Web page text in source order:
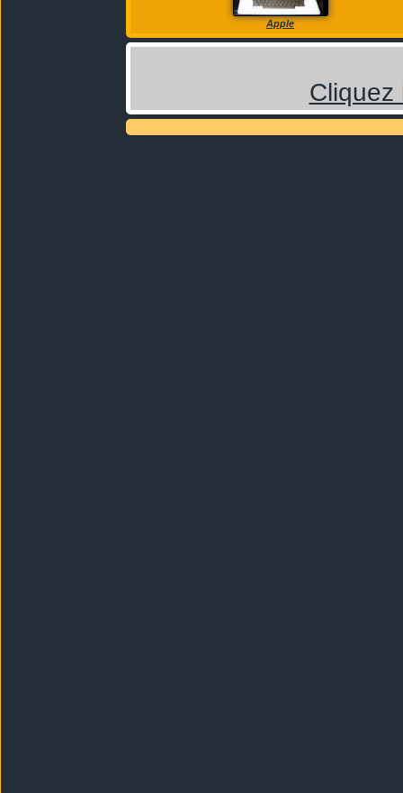
Apple
Cliquez